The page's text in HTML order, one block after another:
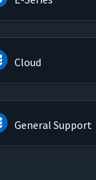
Cloud
General Support